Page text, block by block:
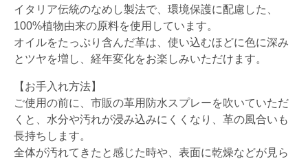
イタリア伝統のなめし製法で、環境保護に配慮した、
100%植物由来の原料を使用しています。
オイルをたっぷり含んだ革は、使い込むほどに色に深み
とツヤを増し、経年変化をお楽しみいただけます。
【お手入れ方法】
ご使用の前に、市販の革用防水スプレーを吹いていただ
くと、水分や汚れが浸み込みにくくなり、革の風合いも
長持ちします。
全体が汚れてきたと感じた時や、表面に乾燥などが見ら